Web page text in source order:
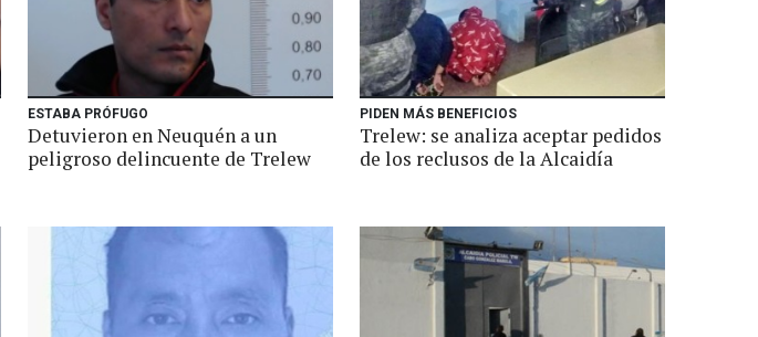
ESTABA PRÓFUGO
Detuvieron en Neuquén a un
peligroso delincuente de Trelew
PIDEN MÁS BENEFICIOS
Trelew: se analiza aceptar pedidos
de los reclusos de la Alcaidía